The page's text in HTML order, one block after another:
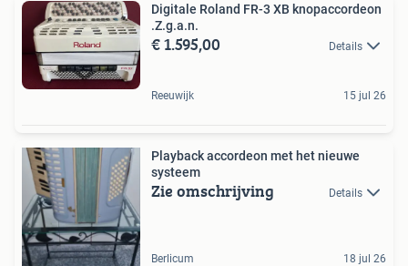
Digitale Roland FR-3 XB knopaccordeon
.Z.g.a.n.
€ 1.595,00 Details
Reeuwijk 15 jul 26
Playback accordeon met het nieuwe
systeem
Zie omschrijving Details
Berlicum 18 jul 26